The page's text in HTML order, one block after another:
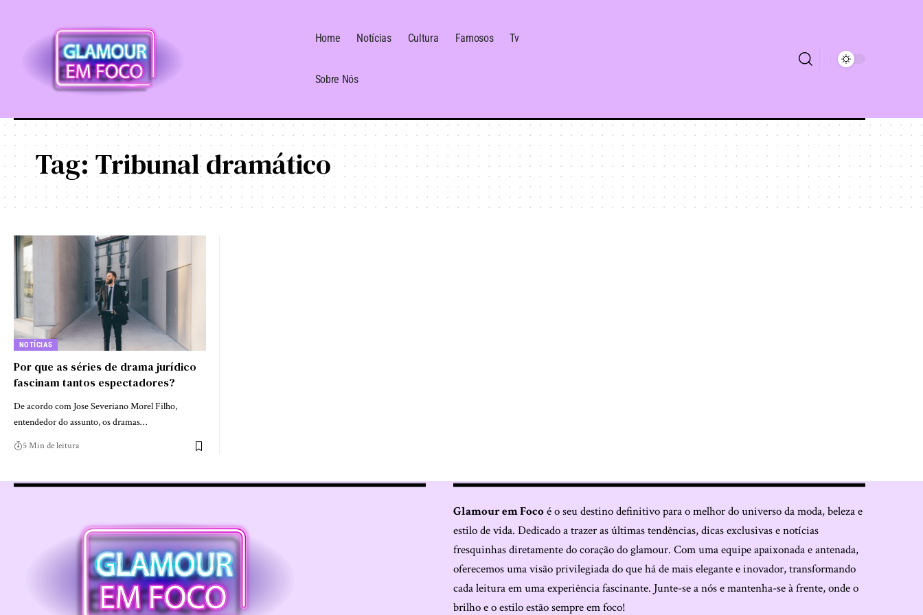
Home Notícias Cultura Famosos Tv
Sobre Nós
Tag: Tribunal dramático
NOTÍCIAS
Por que as séries de drama jurídico
fascinam tantos espectadores?
De acordo com Jose Severiano Morel Filho,
entendedor do assunto, os dramas…
5 Min de leitura
Glamour em Focoé o seu destino definitivo para o melhor do universo da moda, beleza e
estilo de vida. Dedicado a trazer as últimas tendências, dicas exclusivas e notícias
fresquinhas diretamente do coração do glamour. Com uma equipe apaixonada e antenada,
oferecemos uma visão privilegiada do que há de mais elegante e inovador, transformando
cada leitura em uma experiência fascinante. Junte-se a nós e mantenha-se à frente, onde o
brilho e o estilo estão sempre em foco!